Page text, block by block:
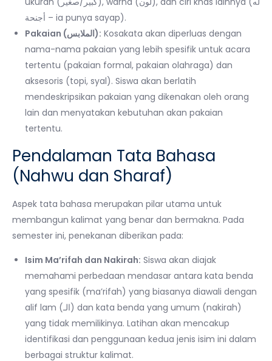
أجنحة – ia punya sayap).
Pakaian (الملابس): Kosakata akan diperluas dengan
nama-nama pakaian yang lebih spesifik untuk acara
tertentu (pakaian formal, pakaian olahraga) dan
aksesoris (topi, syal). Siswa akan berlatih
mendeskripsikan pakaian yang dikenakan oleh orang
lain dan menyatakan kebutuhan akan pakaian
tertentu.
Pendalaman Tata Bahasa
(Nahwu dan Sharaf)
Aspek tata bahasa merupakan pilar utama untuk
membangun kalimat yang benar dan bermakna. Pada
semester ini, penekanan diberikan pada:
Isim Ma’rifah dan Nakirah: Siswa akan diajak
memahami perbedaan mendasar antara kata benda
yang spesifik (ma’rifah) yang biasanya diawali dengan
alif lam (الـ) dan kata benda yang umum (nakirah)
yang tidak memilikinya. Latihan akan mencakup
identifikasi dan penggunaan kedua jenis isim ini dalam
berbagai struktur kalimat.